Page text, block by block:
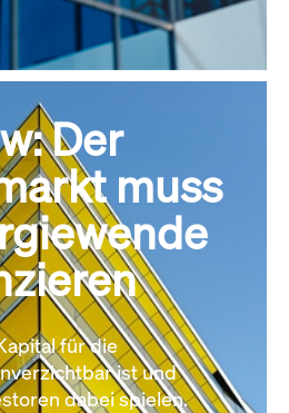
Der
muss
für die
ist und
dabei spielen.